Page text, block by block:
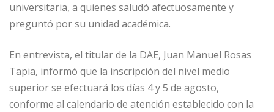
universitaria, a quienes saludó afectuosamente y
preguntó por su unidad académica.
En entrevista, el titular de la DAE, Juan Manuel Rosas
Tapia, informó que la inscripción del nivel medio
superior se efectuará los días 4 y 5 de agosto,
conforme al calendario de atención establecido con la